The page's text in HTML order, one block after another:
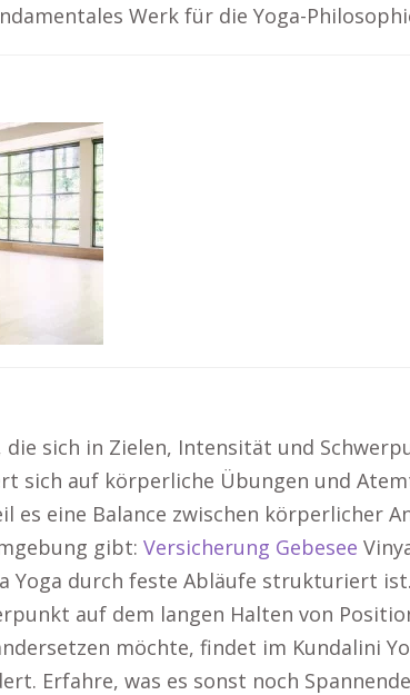
Werk für die Yoga-
sich in Zielen, Intensität und
sich auf körperliche Übungen und
es eine Balance zwischen körperlicher
gibt: Versicherung Gebesee
Yoga durch feste Abläufe strukturiert
auf dem langen Halten von
möchte, findet im Kundalini
Erfahre, was es sonst noch